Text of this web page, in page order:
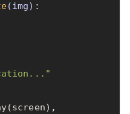
(img) :
(screen),